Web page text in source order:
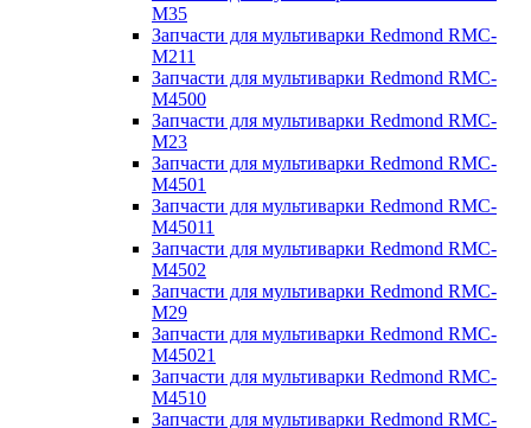
M35
Запчасти для мультиварки Redmond RMC-
M211
Запчасти для мультиварки Redmond RMC-
M4500
Запчасти для мультиварки Redmond RMC-
M23
Запчасти для мультиварки Redmond RMC-
M4501
Запчасти для мультиварки Redmond RMC-
M45011
Запчасти для мультиварки Redmond RMC-
M4502
Запчасти для мультиварки Redmond RMC-
M29
Запчасти для мультиварки Redmond RMC-
M45021
Запчасти для мультиварки Redmond RMC-
M4510
Запчасти для мультиварки Redmond RMC-